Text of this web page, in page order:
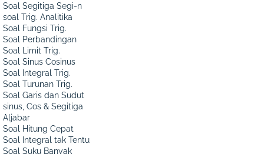
Soal Segitiga Segi-n
soal Trig. Analitika
Soal Fungsi Trig.
Soal Perbandingan
Soal Limit Trig.
Soal Sinus Cosinus
Soal Integral Trig.
Soal Turunan Trig.
Soal Garis dan Sudut
sinus, Cos & Segitiga
Aljabar
Soal Hitung Cepat
Soal Integral tak Tentu
Soal Suku Banyak